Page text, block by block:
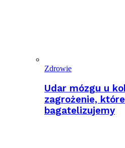
Zdrowie
Udar mózgu u
zagrożenie,
bagatelizujemy